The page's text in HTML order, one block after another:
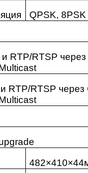
QPSK, 8PSK
и RTP/RTSP
и RTP/RTSP через